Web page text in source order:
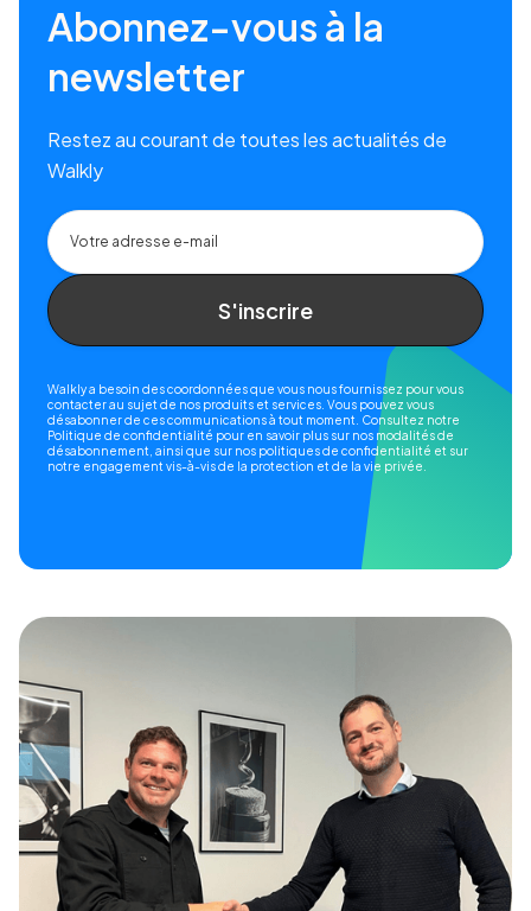
Abonnez-vous à la
newsletter
Restez au courant de toutes les actualités de
Walkly
Walkly a besoin des coordonnées que vous nous fournissez pour vous
contacter au sujet de nos produits et services. Vous pouvez vous
désabonner de ces communications à tout moment. Consultez notre
Politique de confidentialité pour en savoir plus sur nos modalités de
désabonnement, ainsi que sur nos politiques de confidentialité et sur
notre engagement vis-à-vis de la protection et de la vie privée.